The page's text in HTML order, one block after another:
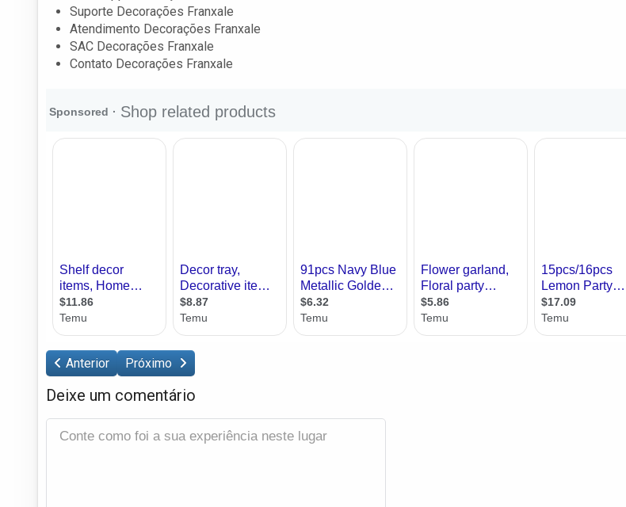
Suporte Decorações Franxale
Atendimento Decorações Franxale
SAC Decorações Franxale
Contato Decorações Franxale
Anterior Próximo
Deixe um comentário